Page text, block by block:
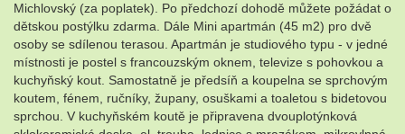
Michlovský (za poplatek). Po předchozí dohodě můžete požádat o
dětskou postýlku zdarma. Dále Mini apartmán (45 m2) pro dvě
osoby se sdílenou terasou. Apartmán je studiového typu - v jedné
místnosti je postel s francouzským oknem, televize s pohovkou a
kuchyňský kout. Samostatně je předsíň a koupelna se sprchovým
koutem, fénem, ručníky, župany, osuškami a toaletou s bidetovou
sprchou. V kuchyňském koutě je připravena dvouplotýnková